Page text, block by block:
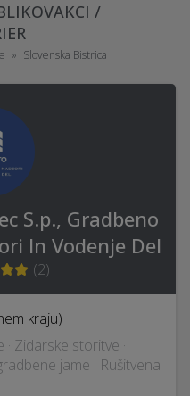
/
Slovenska Bistrica
S.p., Gradbeno
In Vodenje Del
(2)
kraju)
Zidarske storitve ·
jame · Rušitvena